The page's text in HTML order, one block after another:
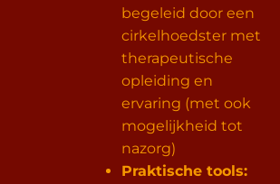
begeleid door een
cirkelhoedster met
therapeutische
opleiding en
ervaring (met ook
mogelijkheid tot
nazorg)
Praktische tools: